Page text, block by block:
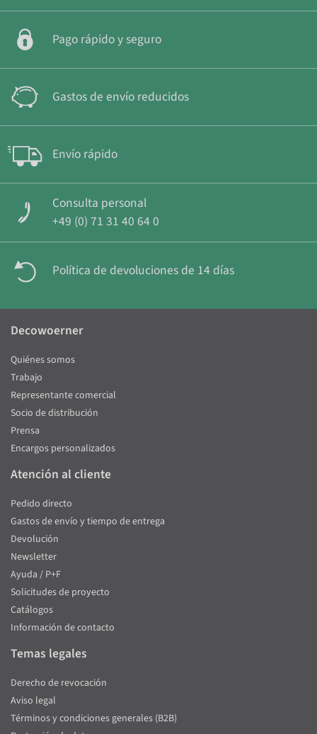
Pago rápido y seguro
Gastos de envío reducidos
Envío rápido
Consulta personal
+49 (0) 71 31 40 64 0
Política de devoluciones de 14 días
Decowoerner
Quiénes somos
Trabajo
Representante comercial
Socio de distribución
Prensa
Encargos personalizados
Atención al cliente
Pedido directo
Gastos de envío y tiempo de entrega
Devolución
Newsletter
Ayuda / P+F
Solicitudes de proyecto
Catálogos
Información de contacto
Temas legales
Derecho de revocación
Aviso legal
Términos y condiciones generales (B2B)